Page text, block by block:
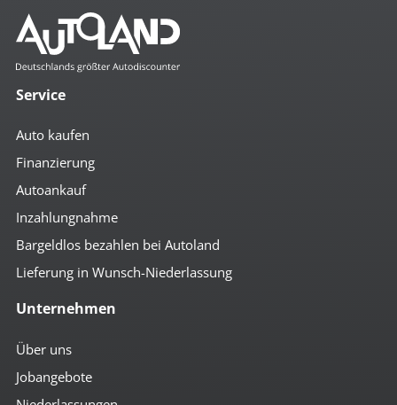
Service
Auto kaufen
Finanzierung
Autoankauf
Inzahlungnahme
Bargeldlos bezahlen bei Autoland
Lieferung in Wunsch-Niederlassung
Unternehmen
Über uns
Jobangebote